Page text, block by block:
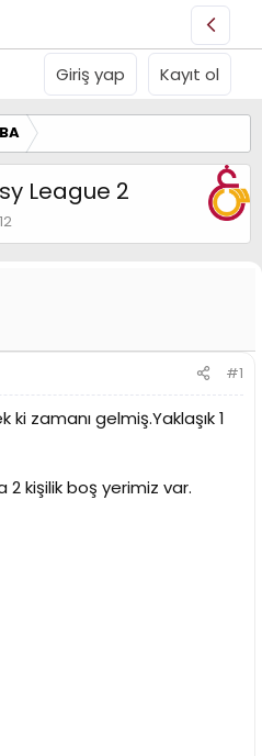
Giriş yap Kayıt ol
League 2
#1
ki zamanı gelmiş.Yaklaşık 1
2 kişilik boş yerimiz var.